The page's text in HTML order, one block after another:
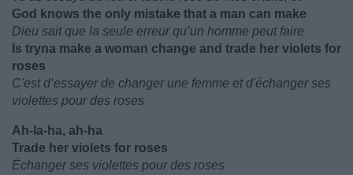
God knows the only mistake that a man can make
Dieu sait que la seule erreur qu’un homme peut faire
Is tryna make a woman change and trade her violets for
roses
C'est d’essayer de changer une femme et d'échanger ses
violettes pour des roses
Ah-la-ha, ah-ha
Trade her violets for roses
Échanger ses violettes pour des roses